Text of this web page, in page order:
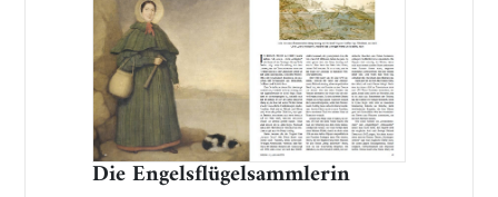
Die Engelsflügelsammlerin